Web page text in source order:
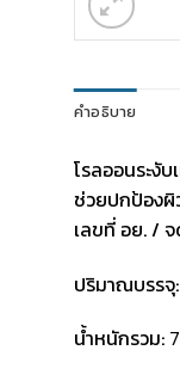
คำอธิบาย
โรลออนระงั
ช่วยปกป้องผิ
เลขที่ อย. /
ปริมาณบรรจุ:
น้ำหนักรวม: